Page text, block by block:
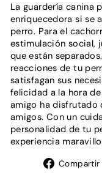
La guardería canina
enriquecedora si se
perro. Para el
estimulación social,
que están
reacciones de tu
satisfagan sus
felicidad a la hora
amigo ha disfrutado
amigos. Con un
personalidad de tu
experiencia
Compartir